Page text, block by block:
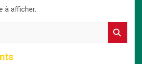
à afficher.